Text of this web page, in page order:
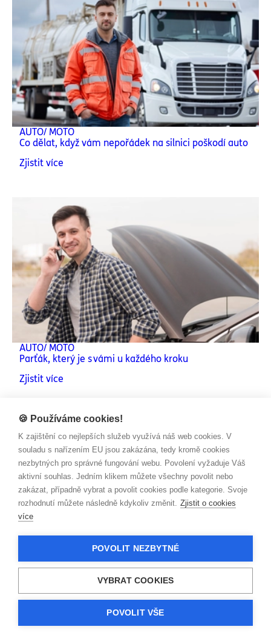
AUTO/ MOTO
Co dělat, když vám nepořádek na silnici poškodí auto
Zjistit více
AUTO/ MOTO
Parťák, který je s vámi u každého kroku
Zjistit více
AUTO/ MOTO
Italské prázdniny s polským kamionem
Zjistit více
🍪 Používáme cookies!
K zajištění co nejlepších služeb využívá náš web cookies. V
souladu s nařízením EU jsou zakázána, tedy kromě cookies
nezbytných pro správné fungování webu. Povolení vyžaduje Váš
aktivní souhlas. Jedním klikem můžete všechny povolit nebo
zakázat, případně vybrat a povolit cookies podle kategorie. Svoje
rozhodnutí můžete následně kdykoliv změnit. Zjistit o cookies
více
POVOLIT NEZBYTNÉ
VYBRAT COOKIES
POVOLIT VŠE